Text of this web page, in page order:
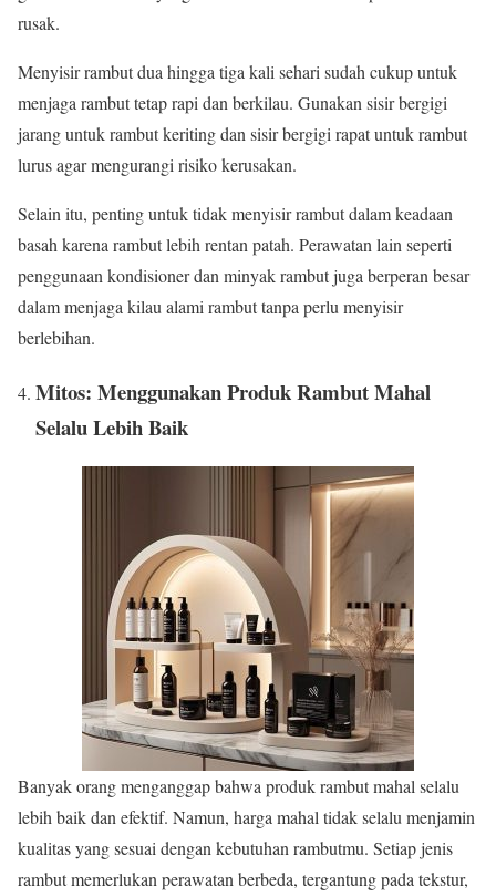
rusak.
Menyisir rambut dua hingga tiga kali sehari sudah cukup untuk
menjaga rambut tetap rapi dan berkilau. Gunakan sisir bergigi
jarang untuk rambut keriting dan sisir bergigi rapat untuk rambut
lurus agar mengurangi risiko kerusakan.
Selain itu, penting untuk tidak menyisir rambut dalam keadaan
basah karena rambut lebih rentan patah. Perawatan lain seperti
penggunaan kondisioner dan minyak rambut juga berperan besar
dalam menjaga kilau alami rambut tanpa perlu menyisir
berlebihan.
Mitos: Menggunakan Produk Rambut Mahal
Selalu Lebih Baik
Banyak orang menganggap bahwa produk rambut mahal selalu
lebih baik dan efektif. Namun, harga mahal tidak selalu menjamin
kualitas yang sesuai dengan kebutuhan rambutmu. Setiap jenis
rambut memerlukan perawatan berbeda, tergantung pada tekstur,